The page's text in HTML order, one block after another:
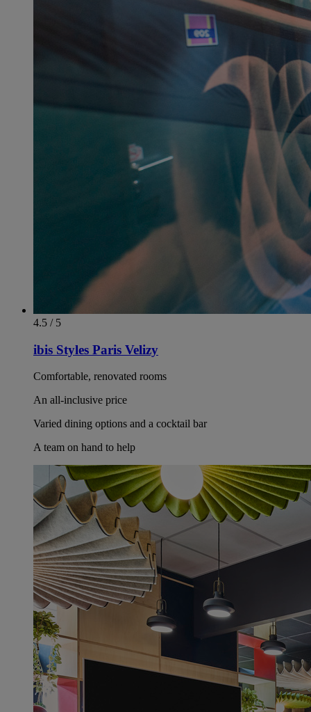
4.5 / 5
ibis Styles Paris Velizy
Comfortable, renovated rooms
An all-inclusive price
Varied dining options and a cocktail bar
A team on hand to help